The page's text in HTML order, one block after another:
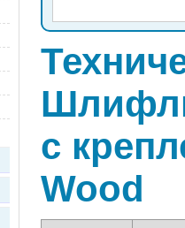
с
Wood